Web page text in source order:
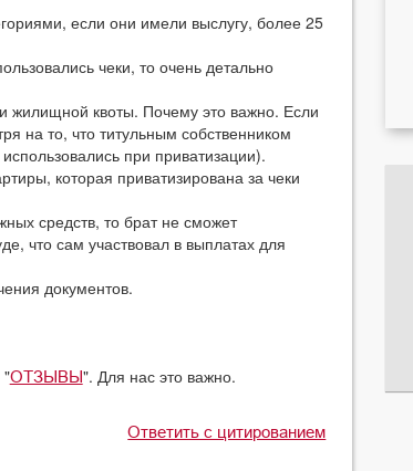
если они имели выслугу, более 25
чеки, то очень детально
жилищной квоты. Почему это важно. Если
на то, что титульным собственником
при приватизации).
которая приватизирована за чеки
средств, то брат не сможет
что сам участвовал в выплатах для
документов.
"ОТЗЫВЫ". Для нас это важно.
Ответить с цитированием